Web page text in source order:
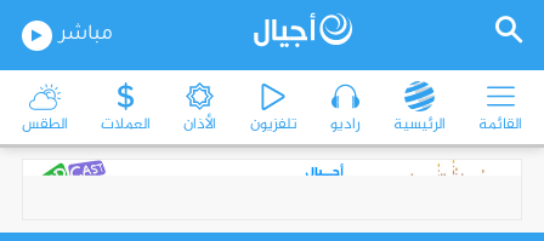
مباشر
القائمة الرئيسية راديو تلفزيون الأذان العملات الطقس